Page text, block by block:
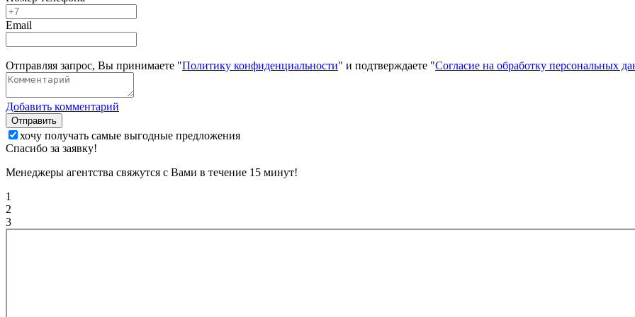
Email
Отправляя запрос, Вы принимаете "Политику конфиденциальности" и подтверждаете "Согласие на обработку персональных
Добавить комментарий
Отправить
хочу получать самые выгодные предложения
Спасибо за заявку!
Менеджеры агентства свяжутся с Вами в течение 15 минут!
1
2
3